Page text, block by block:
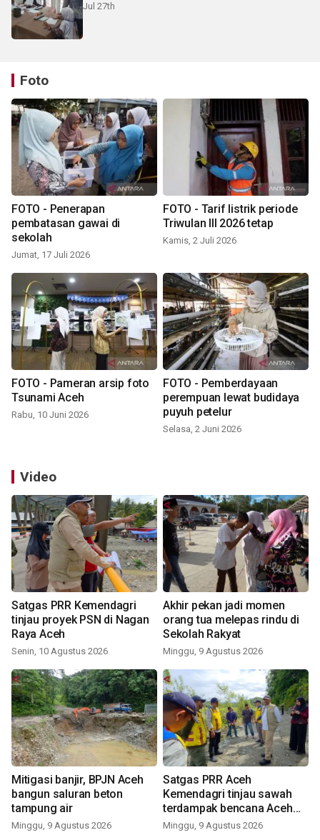
Jul 27th
Foto
FOTO - Penerapan
pembatasan gawai di
sekolah
Jumat, 17 Juli 2026
FOTO - Tarif listrik periode
Triwulan III 2026 tetap
Kamis, 2 Juli 2026
FOTO - Pameran arsip foto
Tsunami Aceh
Rabu, 10 Juni 2026
FOTO - Pemberdayaan
perempuan lewat budidaya
puyuh petelur
Selasa, 2 Juni 2026
Video
Satgas PRR Kemendagri
tinjau proyek PSN di Nagan
Raya Aceh
Senin, 10 Agustus 2026
Akhir pekan jadi momen
orang tua melepas rindu di
Sekolah Rakyat
Minggu, 9 Agustus 2026
Mitigasi banjir, BPJN Aceh
bangun saluran beton
tampung air
Minggu, 9 Agustus 2026
Satgas PRR Aceh
Kemendagri tinjau sawah
terdampak bencana Aceh
Barat
Minggu, 9 Agustus 2026